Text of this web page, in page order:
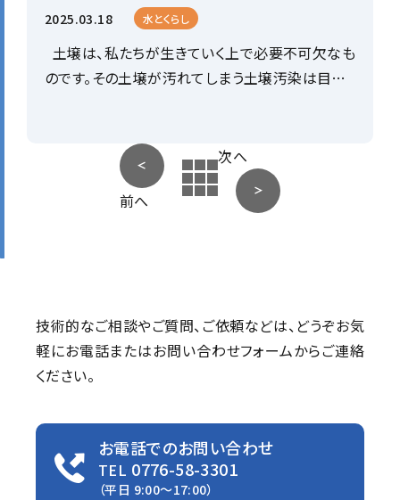
2025.03.18 水とくらし
土壌は、私たちが生きていく上で必要不可欠なも
のです。その土壌が汚れてしまう土壌汚染は目…
前へ
次へ
技術的なご相談やご質問、ご依頼などは、 どうぞお気
軽にお電話またはお問い合わせフォームからご連絡
ください。
お電話でのお問い合わせ
TEL 0776-58-3301
（平日 9:00〜17:00）